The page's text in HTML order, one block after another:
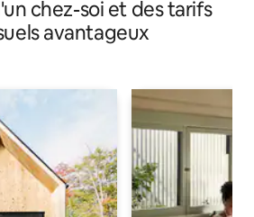
de n'importe où : mezzanine,
5 lits, 3 salles de bain
chez-soi et des tarifs
avantageux